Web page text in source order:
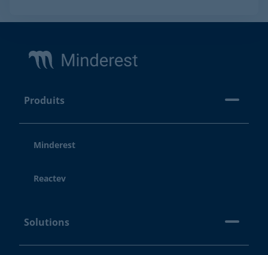
Produits
Minderest
Reactev
Solutions